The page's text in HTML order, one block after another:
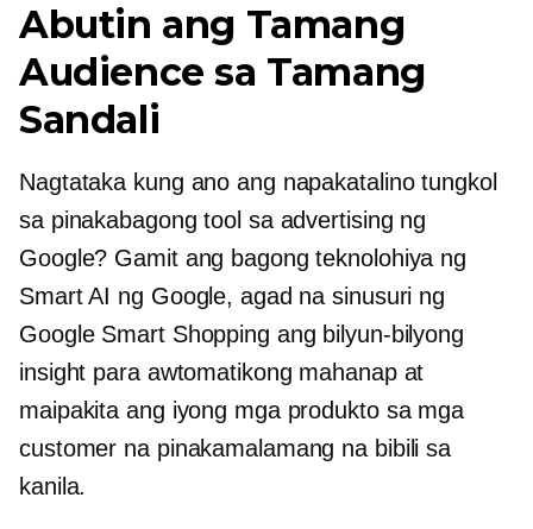
Abutin ang Tamang
Audience sa Tamang
Sandali
Nagtataka kung ano ang napakatalino tungkol
sa pinakabagong tool sa advertising ng
Google? Gamit ang bagong teknolohiya ng
Smart AI ng Google, agad na sinusuri ng
Google Smart Shopping ang bilyun-bilyong
insight para awtomatikong mahanap at
maipakita ang iyong mga produkto sa mga
customer na pinakamalamang na bibili sa
kanila.